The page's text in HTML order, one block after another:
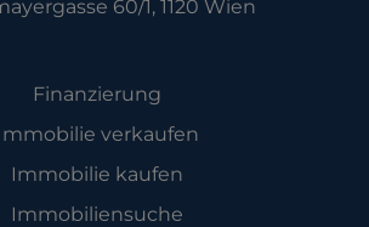
60/1, 1120 Wien
Finanzierung
Immobilie verkaufen
Immobilie kaufen
Immobiliensuche